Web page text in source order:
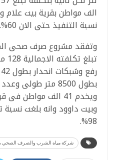
الف مواطن بقرية بيت علام
نسبة التنفيذ حتى الان 60%.
وتفقد مشروع صرف صحى
ويخدم 41 الف مواطن
وبيت داوود وانه بلغت
98%.
شركة مياه الشرب والصرف الصحي